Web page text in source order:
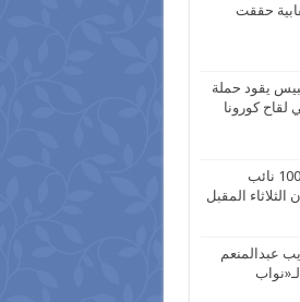
حققت
يقود حملة
لقاح كورونا
ننشر أسماء أول 100 نائب
الثلاثاء المقبل
عبدالمنعم